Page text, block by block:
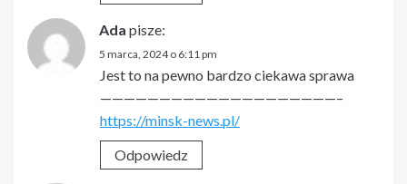
Ada pisze:
5 marca, 2024 o 6:11 pm
Jest to na pewno bardzo ciekawa sprawa
————————————————————–
https://minsk-news.pl/
Odpowiedz